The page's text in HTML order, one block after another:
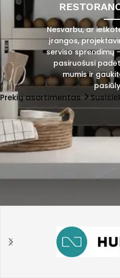
Nesvarbu, ar
įrangos,
serviso sprendimų
pasiruošusi
mumis ir
Prekių asortimentas